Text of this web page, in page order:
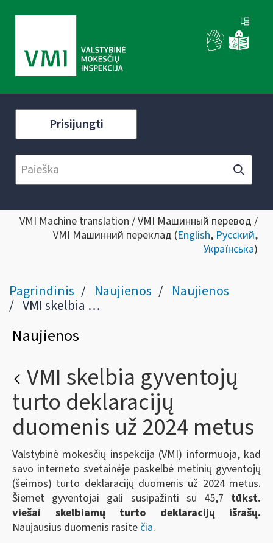
Prisijungti
VMI Machine translation / VMI Машинный перевод /
VMI Машинний переклад (English, Русский,
Українська)
Pagrindinis Naujienos Naujienos
VMI skelbia gyventojų turto deklaracijų duomenis už 2024 metus
Naujienos
VMI skelbia gyventojų
turto deklaracijų
duomenis už 2024 metus
Valstybinė mokesčių inspekcija (VMI) informuoja, kad
savo interneto svetainėje paskelbė metinių gyventojų
(šeimos) turto deklaracijų duomenis už 2024 metus.
Šiemet gyventojai gali susipažinti su 45,7 tūkst.
viešai skelbiamų turto deklaracijų išrašų.
Naujausius duomenis rasite čia.